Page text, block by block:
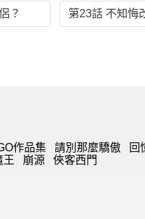
？ 第23話 不知悔
作品集 請別那麼驕傲 回
王 崩源 俠客西門